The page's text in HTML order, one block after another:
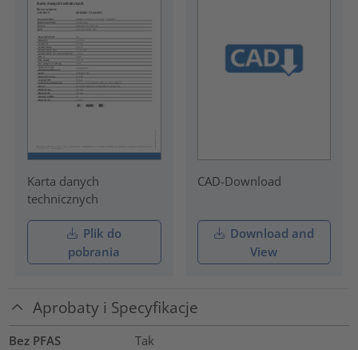
Karta danych
technicznych
Plik do
pobrania
CAD-Download
Download and
View
Aprobaty i Specyfikacje
Bez PFAS
Tak